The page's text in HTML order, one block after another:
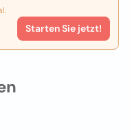
Starten Sie jetzt!